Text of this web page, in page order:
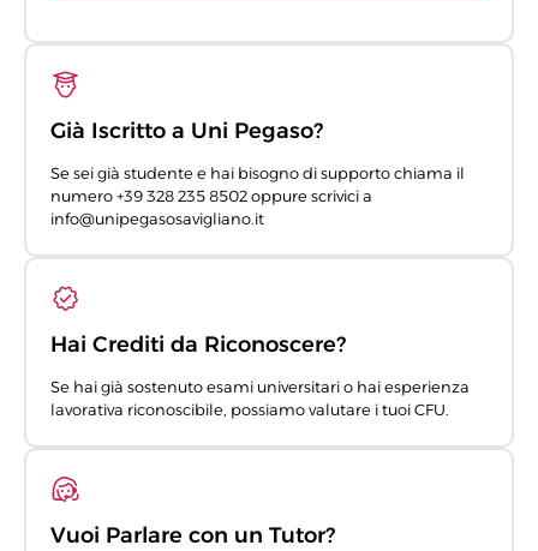
Già Iscritto a Uni Pegaso?
Se sei già studente e hai bisogno di supporto chiama il
numero +39 328 235 8502 oppure scrivici a
info@unipegasosavigliano.it
Hai Crediti da Riconoscere?
Se hai già sostenuto esami universitari o hai esperienza
lavorativa riconoscibile, possiamo valutare i tuoi CFU.
Vuoi Parlare con un Tutor?